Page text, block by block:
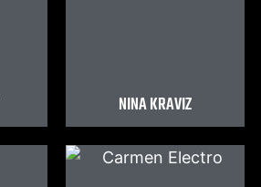
NINA KRAVIZ